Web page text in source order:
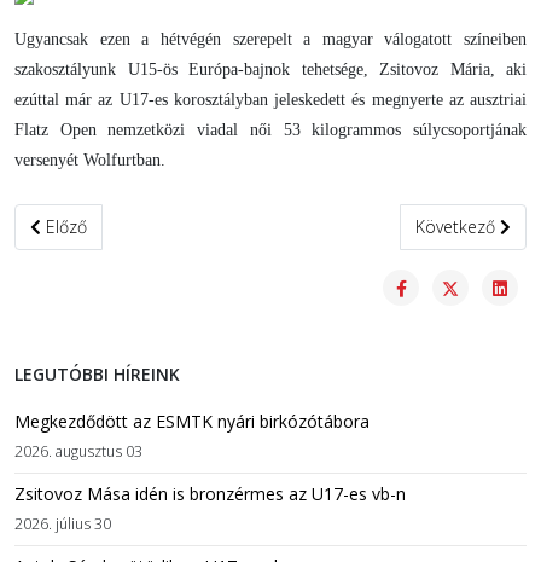
Ugyancsak ezen a hétvégén szerepelt a magyar válogatott színeiben
szakosztályunk U15-ös Európa-bajnok tehetsége, Zsitovoz Mária, aki
ezúttal már az U17-es korosztályban jeleskedett és megnyerte az ausztriai
Flatz Open nemzetközi viadal női 53 kilogrammos súlycsoportjának
versenyét Wolfurtban.
Előző cikk: 27 versenyzővel a ceglédi területi bajnokságon
Előző Következő
Következő
LEGUTÓBBI HÍREINK
Megkezdődött az ESMTK nyári birkózótábora
2026. augusztus 03
Zsitovoz Mása idén is bronzérmes az U17-es vb-n
2026. július 30